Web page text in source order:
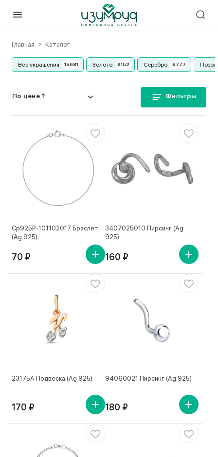
Главная Каталог
Все украшения Золото Серебро
Фильтры
Ср925Р-101102017 Браслет
(Ag 925)
70 ₽
3407025010 Пирсинг (Ag
925)
160 ₽
23175А Подвеска (Ag 925)
170 ₽
94060021 Пирсинг (Ag 925)
180 ₽